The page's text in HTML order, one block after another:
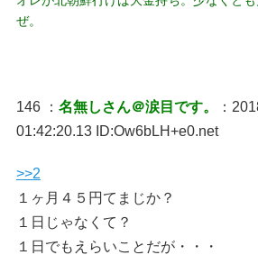
ぜ。
146 ： 名無しさん＠涙目です。
：
01:42:20.13 ID:Ow6bLH+e0.net
>>2
１ヶ月４５円てまじか？
１日じゃなくて？
１日でもえらいことだが・・・